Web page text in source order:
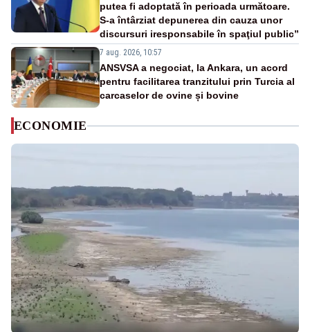
putea fi adoptată în perioada următoare.
S-a întârziat depunerea din cauza unor
discursuri iresponsabile în spaţiul public”
7 aug. 2026, 10:57
ANSVSA a negociat, la Ankara, un acord
pentru facilitarea tranzitului prin Turcia al
carcaselor de ovine și bovine
ECONOMIE